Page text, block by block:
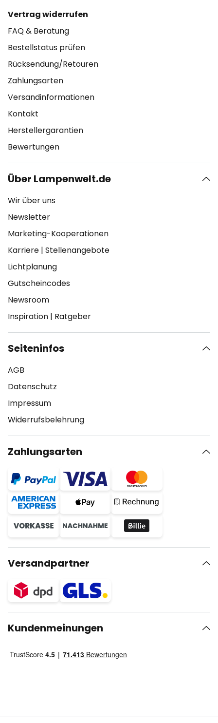
Vertrag widerrufen
FAQ & Beratung
Bestellstatus prüfen
Rücksendung/Retouren
Zahlungsarten
Versandinformationen
Kontakt
Herstellergarantien
Bewertungen
Über Lampenwelt.de
Wir über uns
Newsletter
Marketing-Kooperationen
Karriere | Stellenangebote
Lichtplanung
Gutscheincodes
Newsroom
Inspiration | Ratgeber
Seiteninfos
AGB
Datenschutz
Impressum
Widerrufsbelehrung
Zahlungsarten
Versandpartner
Kundenmeinungen